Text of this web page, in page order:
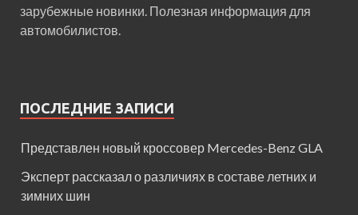
зарубежные новинки. Полезная информация для
автомобилистов.
ПОСЛЕДНИЕ ЗАПИСИ
Представлен новый кроссовер Mercedes-Benz GLA
Эксперт рассказал о различиях в составе летних и
зимних шин